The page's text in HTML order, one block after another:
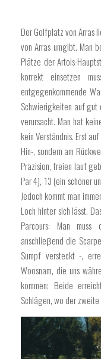
Der Golfplatz von Arras
von Arras umgibt. Man
Plätze der Artois-
korrekt einsetzen
entgegenkommende
Schwierigkeiten auf gut
verursacht. Man hat
kein Verständnis. Erst
Hin-, sondern am
Präzision, freien lauf
Par 4), 13 (ein schöner
Jedoch kommt man
Loch hinter sich lässt.
Parcours: Man muss
anschlieβend die
Sumpf versteckt -,
Woosnam, die uns
kommen: Beide
Schlägen, wo der